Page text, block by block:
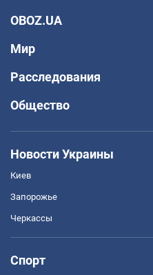
OBOZ.UA
Мир
Расследования
Общество
Новости Украины
Киев
Запорожье
Черкассы
Спорт